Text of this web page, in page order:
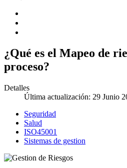
¿Qué es el Mapeo de
proceso?
Detalles
Última actualización: 29 Junio
Seguridad
Salud
ISO45001
Sistemas de gestion